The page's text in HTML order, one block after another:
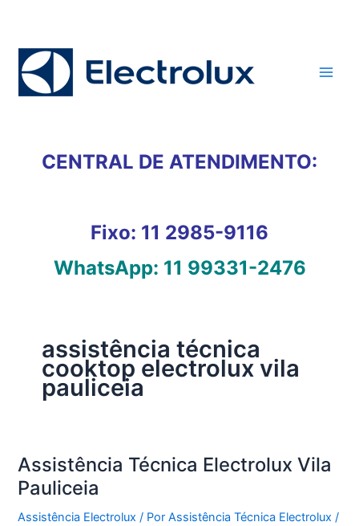
conteúdo
CENTRAL DE ATENDIMENTO:
Fixo: 11 2985-9116
WhatsApp: 11 99331-2476
assistência técnica
cooktop electrolux vila
pauliceia
Assistência Técnica Electrolux Vila
Pauliceia
Assistência Electrolux / PorAssistência Técnica Electrolux/